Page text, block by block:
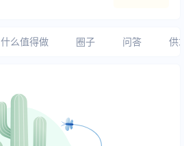
什么值得做 圈子 问答 供